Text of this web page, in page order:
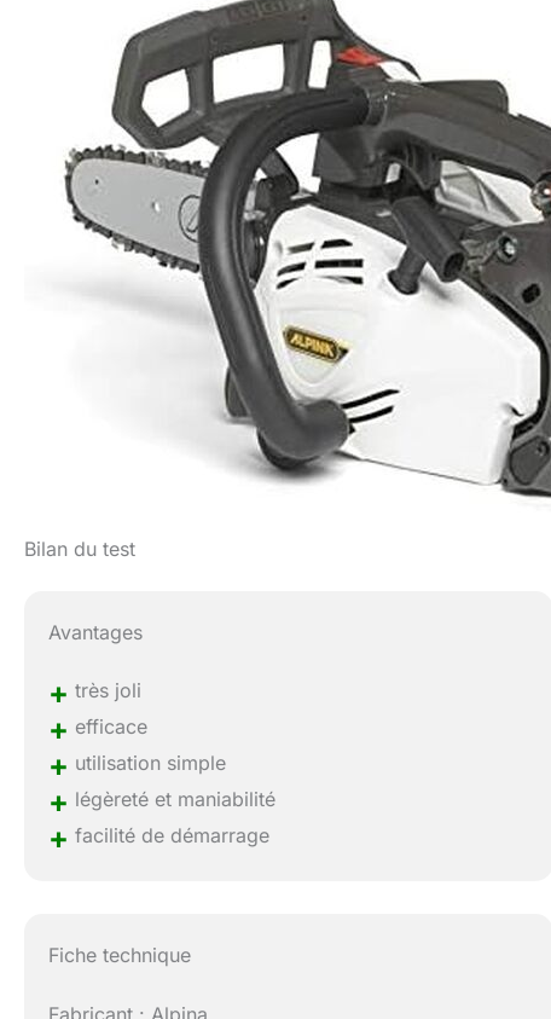
Bilan du test
Avantages
+ très joli
+ efficace
+ utilisation simple
+ légèreté et maniabilité
+ facilité de démarrage
Fiche technique
Fabricant : Alpina